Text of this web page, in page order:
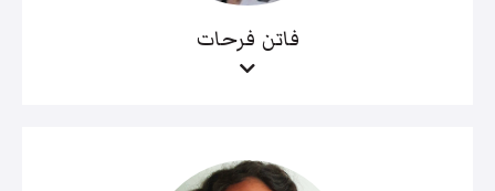
فاتن فرحات